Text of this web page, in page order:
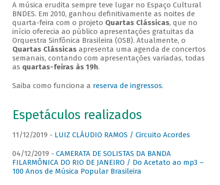
A música erudita sempre teve lugar no Espaço Cultural
BNDES. Em 2010, ganhou definitivamente as noites de
quarta-feira com o projeto Quartas Clássicas, que no
início oferecia ao público apresentações gratuitas da
Orquestra Sinfônica Brasileira (OSB). Atualmente, o
Quartas Clássicasapresenta uma agenda de concertos
semanais, contando com apresentações variadas, todas
as quartas-feiras às 19h.
Saiba como funciona a reserva de ingressos.
Espetáculos realizados
11/12/2019 - LUIZ CLÁUDIO RAMOS / Circuito Acordes
04/12/2019 - CAMERATA DE SOLISTAS DA BANDA
FILARMÔNICA DO RIO DE JANEIRO / Do Acetato ao mp3 –
100 Anos de Música Popular Brasileira